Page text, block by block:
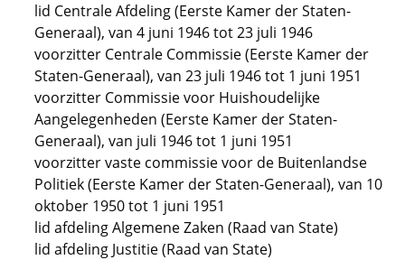
lid Centrale Afdeling (Eerste Kamer der Staten-
Generaal), van 4 juni 1946 tot 23 juli 1946
voorzitter Centrale Commissie (Eerste Kamer der
Staten-Generaal), van 23 juli 1946 tot 1 juni 1951
voorzitter Commissie voor Huishoudelijke
Aangelegenheden (Eerste Kamer der Staten-
Generaal), van juli 1946 tot 1 juni 1951
voorzitter vaste commissie voor de Buitenlandse
Politiek (Eerste Kamer der Staten-Generaal), van 10
oktober 1950 tot 1 juni 1951
lid afdeling Algemene Zaken (Raad van State)
lid afdeling Justitie (Raad van State)